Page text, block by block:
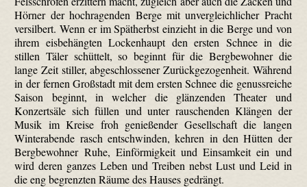
Hörner der hochragenden Berge mit unvergleichlicher Pracht
versilbert. Wenn er im Spätherbst einzieht in die Berge und von
ihrem eisbehängten Lockenhaupt den ersten Schnee in die
stillen Täler schüttelt, so beginnt für die Bergbewohner die
lange Zeit stiller, abgeschlossener Zurückgezogenheit. Während
in der fernen Großstadt mit dem ersten Schnee die genussreiche
Saison beginnt, in welcher die glänzenden Theater und
Konzertsäle sich füllen und unter rauschenden Klängen der
Musik im Kreise froh genießender Gesellschaft die langen
Winterabende rasch entschwinden, kehren in den Hütten der
Bergbewohner Ruhe, Einförmigkeit und Einsamkeit ein und
wird deren ganzes Leben und Treiben nebst Lust und Leid in
die eng begrenzten Räume des Hauses gedrängt.